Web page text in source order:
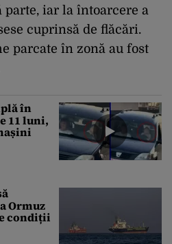
iar la întoarcere a
cuprinsă de flăcări.
parcate în zonă au fost
în
11 luni,
Ormuz
condiții